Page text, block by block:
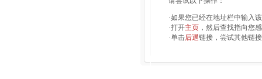
·如果您已经在地址栏中输入
·打开主页 ，然后查找指向您
·单击后退链接，尝试其他链